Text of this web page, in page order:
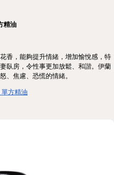
精油
香，能夠提升情緒，增加愉悅感，特
臥房，令性事更加放鬆、和諧。伊蘭
、焦慮、恐慌的情緒。
方精油